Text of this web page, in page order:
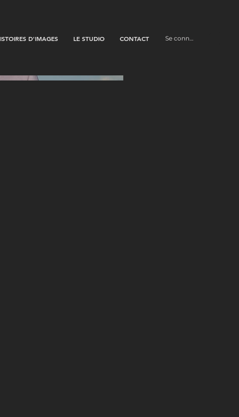
D'IMAGES LE STUDIO CONTACT Se connecter